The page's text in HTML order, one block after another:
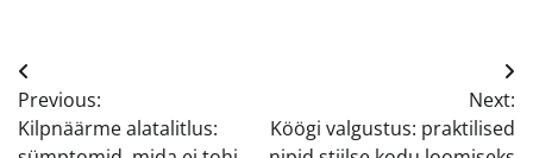
Navigeerimine
Previous:
Kilpnäärme alatalitlus:
Next:
Köögi valgustus: praktilised